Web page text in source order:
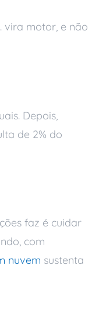
vira motor, e não
Depois,
de 2% do
faz é cuidar
com
nuvem sustenta